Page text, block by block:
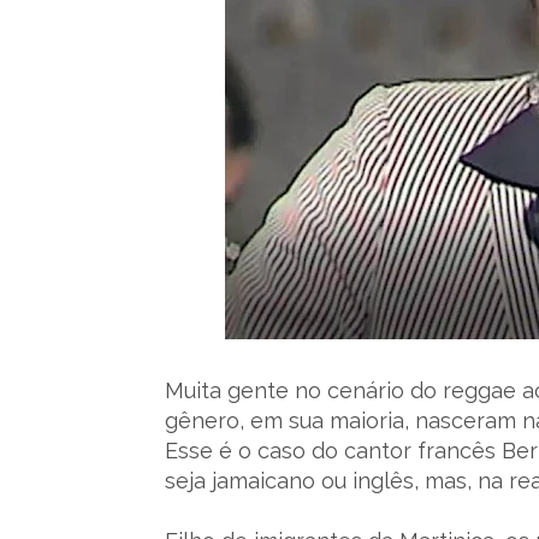
Muita gente no cenário do reggae
gênero, em sua maioria, nasceram
Esse é o caso do cantor francês
seja jamaicano ou inglês, mas, na